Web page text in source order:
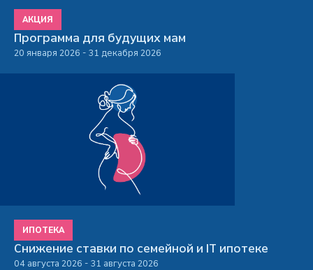
АКЦИЯ
Программа для будущих мам
20 января 2026 - 31 декабря 2026
ИПОТЕКА
Снижение ставки по семейной и IT ипотеке
04 августа 2026 - 31 августа 2026